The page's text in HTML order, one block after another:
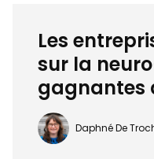
Les
sur la
gagnantes
Daphné De